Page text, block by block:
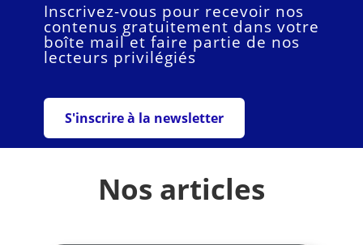
Inscrivez-vous pour recevoir nos
contenus gratuitement dans votre
boîte mail et faire partie de nos
lecteurs privilégiés
S'inscrire à la newsletter
Nos articles